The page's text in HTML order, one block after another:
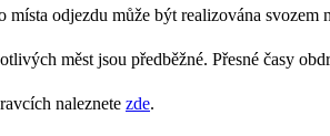
místa odjezdu může být realizována
měst jsou předběžné. Přesné časy
naleznete zde.